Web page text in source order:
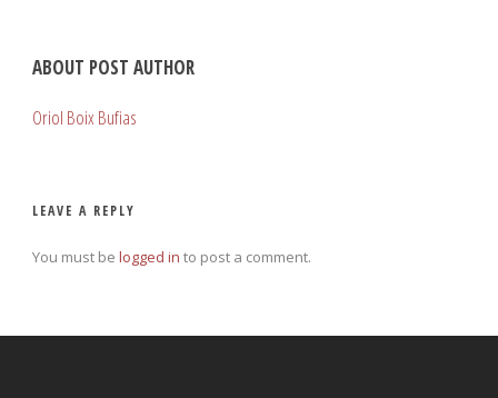
ABOUT POST AUTHOR
Oriol Boix Bufias
LEAVE A REPLY
You must be logged in to post a comment.